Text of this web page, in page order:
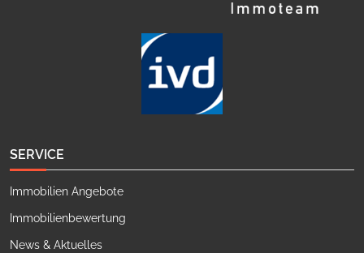
SERVICE
Immobilien Angebote
Immobilienbewertung
News & Aktuelles